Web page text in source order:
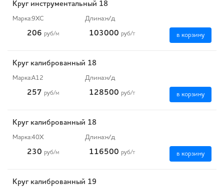
Круг инструментальный 18
Марка:9ХС Длина:н/д
206 руб/м 103000 руб/т в корзину
Круг калиброванный 18
Марка:А12 Длина:н/д
257 руб/м 128500 руб/т в корзину
Круг калиброванный 18
Марка:40Х Длина:н/д
230 руб/м 116500 руб/т в корзину
Круг калиброванный 19